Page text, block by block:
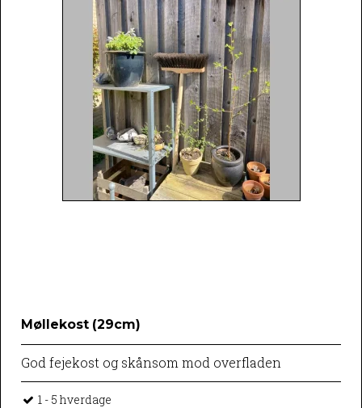
Møllekost (29cm)
God fejekost og skånsom mod overfladen
1 - 5 hverdage